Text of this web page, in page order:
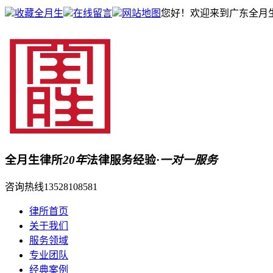
收藏全月生 在线留言 网站地图您好！欢迎来到广东全月
全月生律所20年法律服务经验·一对一服务
咨询热线13528108581
律所首页
关于我们
服务领域
专业团队
经典案例